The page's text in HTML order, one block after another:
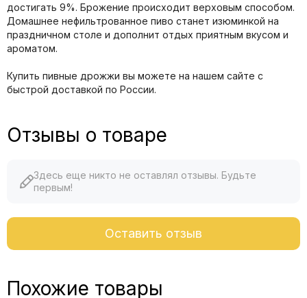
достигать 9%. Брожение происходит верховым способом.
Домашнее нефильтрованное пиво станет изюминкой на
праздничном столе и дополнит отдых приятным вкусом и
ароматом.
Купить пивные дрожжи вы можете на нашем сайте с
быстрой доставкой по России.
Отзывы о товаре
Здесь еще никто не оставлял отзывы. Будьте
первым!
Оставить отзыв
Похожие товары